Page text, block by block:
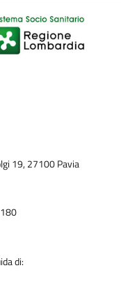
delle
dei percorsi
violenza fisica e
19, 27100 Pavia
di: